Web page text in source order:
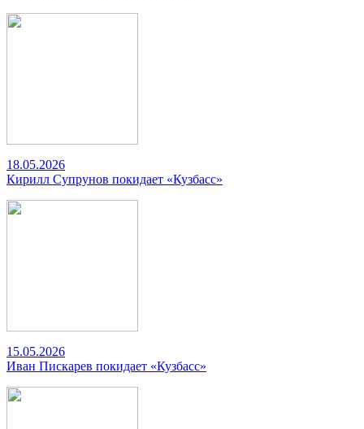
18.05.2026
Кирилл Супрунов покидает «Кузбасс»
15.05.2026
Иван Пискарев покидает «Кузбасс»